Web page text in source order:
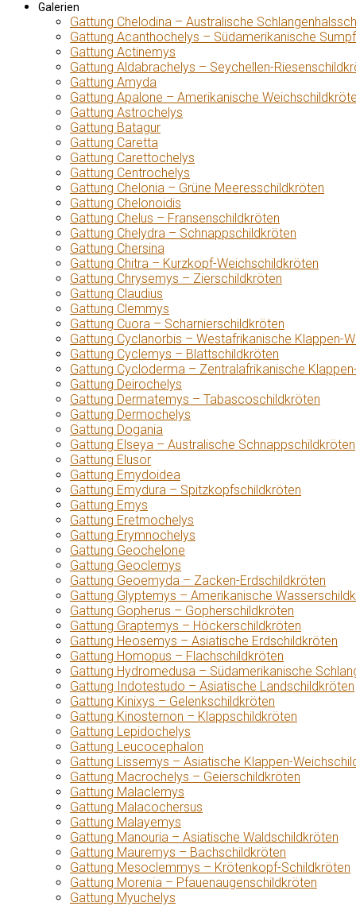
Galerien
Gattung Chelodina – Australische
Gattung Acanthochelys – Südamerikanische
Gattung Actinemys
Gattung Aldabrachelys – Seychellen-
Gattung Amyda
Gattung Apalone – Amerikanische
Gattung Astrochelys
Gattung Batagur
Gattung Caretta
Gattung Carettochelys
Gattung Centrochelys
Gattung Chelonia – Grüne Meeresschildkröten
Gattung Chelonoidis
Gattung Chelus – Fransenschildkröten
Gattung Chelydra – Schnappschildkröten
Gattung Chersina
Gattung Chitra – Kurzkopf-Weichschildkröten
Gattung Chrysemys – Zierschildkröten
Gattung Claudius
Gattung Clemmys
Gattung Cuora – Scharnierschildkröten
Gattung Cyclanorbis – Westafrikanische Klappen-
Gattung Cyclemys – Blattschildkröten
Gattung Cycloderma – Zentralafrikanische
Gattung Deirochelys
Gattung Dermatemys – Tabascoschildkröten
Gattung Dermochelys
Gattung Dogania
Gattung Elseya – Australische Schnappschildkröten
Gattung Elusor
Gattung Emydoidea
Gattung Emydura – Spitzkopfschildkröten
Gattung Emys
Gattung Eretmochelys
Gattung Erymnochelys
Gattung Geochelone
Gattung Geoclemys
Gattung Geoemyda – Zacken-Erdschildkröten
Gattung Glyptemys – Amerikanische
Gattung Gopherus – Gopherschildkröten
Gattung Graptemys – Höckerschildkröten
Gattung Heosemys – Asiatische Erdschildkröten
Gattung Homopus – Flachschildkröten
Gattung Hydromedusa – Südamerikanische
Gattung Indotestudo – Asiatische Landschildkröten
Gattung Kinixys – Gelenkschildkröten
Gattung Kinosternon – Klappschildkröten
Gattung Lepidochelys
Gattung Leucocephalon
Gattung Lissemys – Asiatische Klappen-
Gattung Macrochelys – Geierschildkröten
Gattung Malaclemys
Gattung Malacochersus
Gattung Malayemys
Gattung Manouria – Asiatische Waldschildkröten
Gattung Mauremys – Bachschildkröten
Gattung Mesoclemmys – Krötenkopf-Schildkröten
Gattung Morenia – Pfauenaugenschildkröten
Gattung Myuchelys